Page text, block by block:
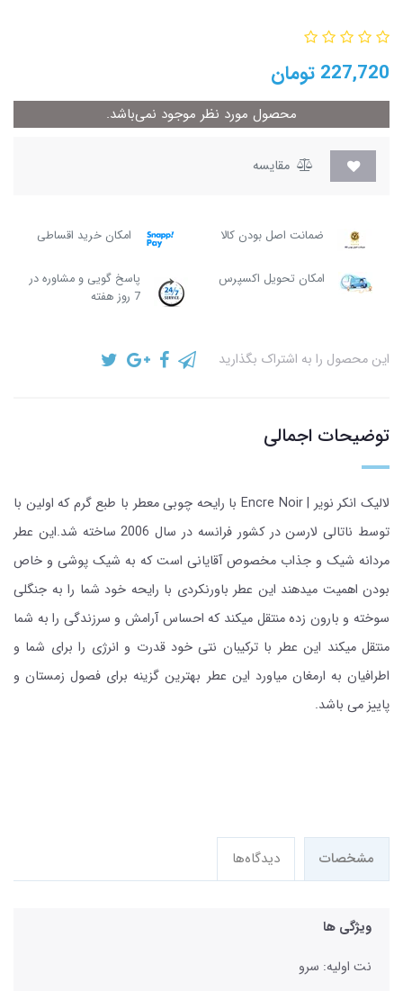
227,720 تومان
محصول مورد نظر موجود نمی‌باشد.
مقایسه
ضمانت اصل بودن کالا امکان خرید اقساطی
امکان تحویل اکسپرس
پاسخ گویی و مشاوره در
7 روز هفته
این محصول را به اشتراک بگذارید
توضیحات اجمالی
لالیک انکر نویر | Encre Noir با رایحه چوبی معطر با طبع گرم که اولین با
توسط ناتالی لارسن در کشور فرانسه در سال 2006 ساخته شد.این عطر
مردانه شیک و جذاب مخصوص آقایانی است که به شیک پوشی و خاص
بودن اهمیت میدهند این عطر باورنکردی با رایحه خود شما را به جنگلی
سوخته و بارون زده منتقل میکند که احساس آرامش و سرزندگی را به شما
منتقل میکند این عطر با ترکیبان نتی خود قدرت و انرژی را برای شما و
اطرافیان به ارمغان میاورد این عطر بهترین گزینه برای فصول زمستان و
پاییز می باشد.
مشخصات دیدگاه‌ها
ویژگی ها
نت اولیه: سرو